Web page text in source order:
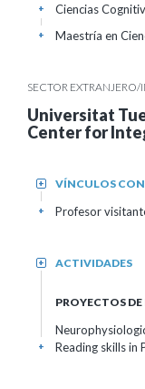
Ciencias
+
Maestría en
+
SECTOR
Universitat
Center for
VÍNCULOS
+
Profesor
+
ACTIVIDADES
+
PROYECTOS
Reading skills
+